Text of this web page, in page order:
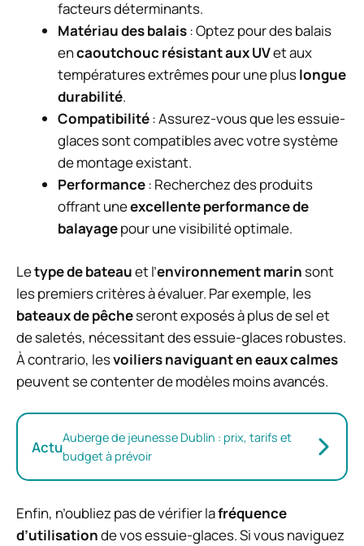
facteurs déterminants.
Matériau des balais: Optez pour des balais
encaoutchouc résistant aux UVet aux
températures extrêmes pour une pluslongue
durabilité.
Compatibilité: Assurez-vous que les essuie-
glaces sont compatibles avec votre système
de montage existant.
Performance: Recherchez des produits
offrant uneexcellente performance de
balayagepour une visibilité optimale.
Letype de bateauet l’environnement marinsont
les premiers critères à évaluer. Par exemple, les
bateaux de pêcheseront exposés à plus de sel et
de saletés, nécessitant des essuie-glaces robustes.
À contrario, lesvoiliers naviguant en eaux calmes
peuvent se contenter de modèles moins avancés.
ActuAuberge de jeunesse Dublin : prix, tarifs et
budget à prévoir
Enfin, n’oubliez pas de vérifier lafréquence
d’utilisationde vos essuie-glaces. Si vous naviguez